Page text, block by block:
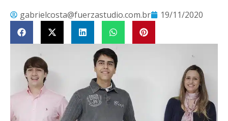
gabrielcosta@fuerzastudio.com.br 19/11/2020